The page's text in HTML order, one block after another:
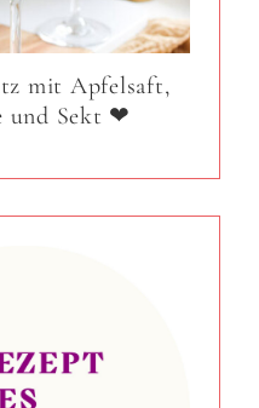
mit Apfelsaft,
und Sekt ❤